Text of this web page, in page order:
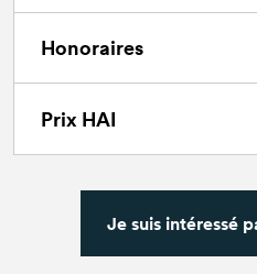
Honoraires
Prix HAI
Je suis intéressé